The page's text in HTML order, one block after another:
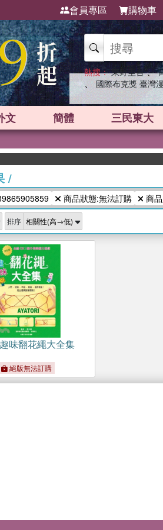
會員專區 購物車
熱搜： 東野圭吾 、
、 國際布克獎 臺灣
文 簡體 三民東大
/
商品狀態:無法訂購 商
排序
味翻花繩大全集
絕版無法訂購